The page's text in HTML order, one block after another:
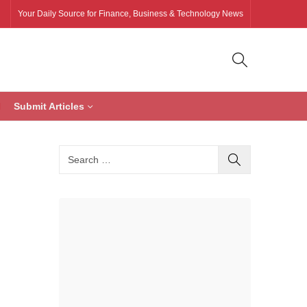
Your Daily Source for Finance, Business & Technology News
Submit Articles